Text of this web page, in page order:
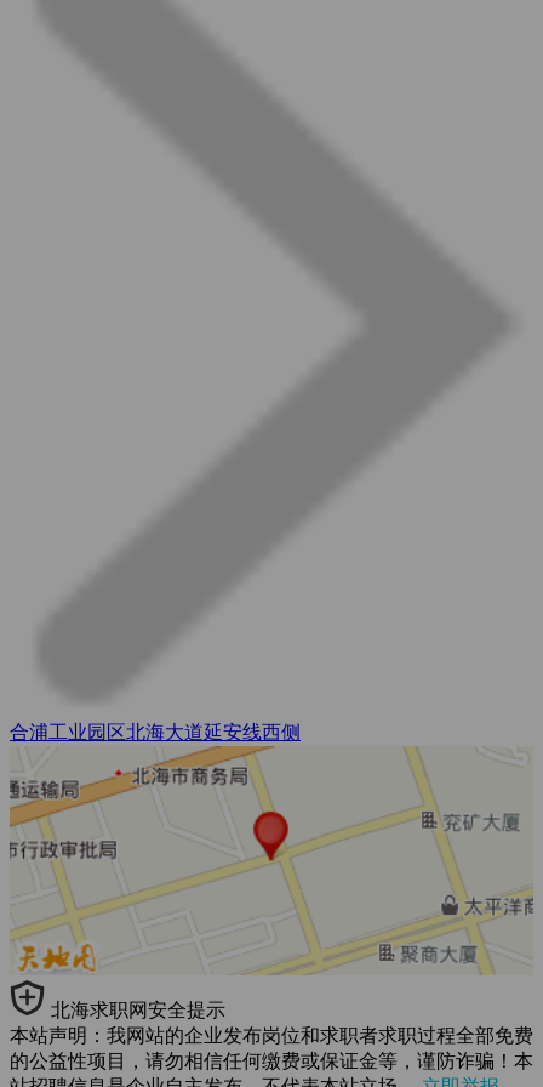
合浦工业园区北海大道延安线西侧
北海求职网安全提示
本站声明：我网站的企业发布岗位和求职者求职过程全部免费
的公益性项目，请勿相信任何缴费或保证金等，谨防诈骗！本